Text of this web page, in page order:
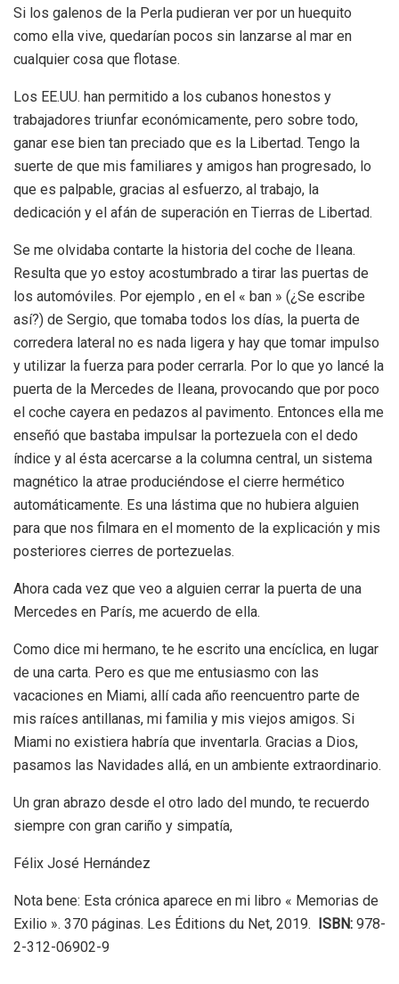
Si los galenos de la Perla pudieran ver por un huequito
como ella vive, quedarían pocos sin lanzarse al mar en
cualquier cosa que flotase.
Los EE.UU. han permitido a los cubanos honestos y
trabajadores triunfar económicamente, pero sobre todo,
ganar ese bien tan preciado que es la Libertad. Tengo la
suerte de que mis familiares y amigos han progresado, lo
que es palpable, gracias al esfuerzo, al trabajo, la
dedicación y el afán de superación en Tierras de Libertad.
Se me olvidaba contarte la historia del coche de Ileana.
Resulta que yo estoy acostumbrado a tirar las puertas de
los automóviles. Por ejemplo , en el « ban » (¿Se escribe
así?) de Sergio, que tomaba todos los días, la puerta de
corredera lateral no es nada ligera y hay que tomar impulso
y utilizar la fuerza para poder cerrarla. Por lo que yo lancé la
puerta de la Mercedes de Ileana, provocando que por poco
el coche cayera en pedazos al pavimento. Entonces ella me
enseñó que bastaba impulsar la portezuela con el dedo
índice y al ésta acercarse a la columna central, un sistema
magnético la atrae produciéndose el cierre hermético
automáticamente. Es una lástima que no hubiera alguien
para que nos filmara en el momento de la explicación y mis
posteriores cierres de portezuelas.
Ahora cada vez que veo a alguien cerrar la puerta de una
Mercedes en París, me acuerdo de ella.
Como dice mi hermano, te he escrito una encíclica, en lugar
de una carta. Pero es que me entusiasmo con las
vacaciones en Miami, allí cada año reencuentro parte de
mis raíces antillanas, mi familia y mis viejos amigos. Si
Miami no existiera habría que inventarla. Gracias a Dios,
pasamos las Navidades allá, en un ambiente extraordinario.
Un gran abrazo desde el otro lado del mundo, te recuerdo
siempre con gran cariño y simpatía,
Félix José Hernández
Nota bene: Esta crónica aparece en mi libro « Memorias de
Exilio ». 370 páginas. Les Éditions du Net, 2019. ISBN: 978-
2-312-06902-9